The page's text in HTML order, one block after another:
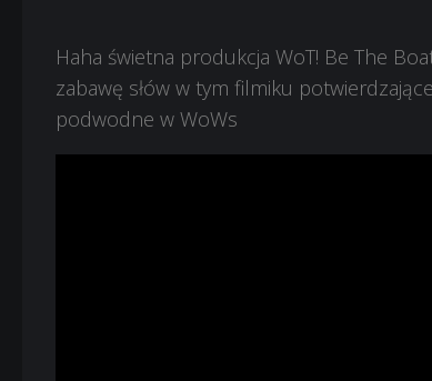
Haha świetna produkcja WoT! Be The
zabawę słów w tym filmiku
podwodne w WoWs